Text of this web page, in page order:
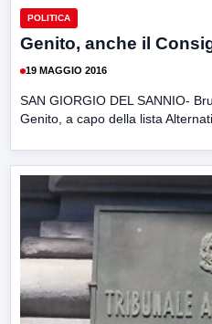
POLITICA
Genito, anche il
19 MAGGIO 2016
SAN GIORGIO DEL SANNIO-
Genito, a capo della lista